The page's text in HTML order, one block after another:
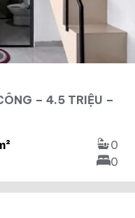
– 4.5 TRIỆU –
0
0